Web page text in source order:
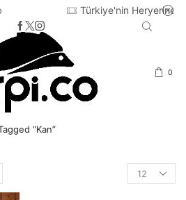
Türkiye'nin Heryerine 2-3 iş günü
0
“kan”
Products
per